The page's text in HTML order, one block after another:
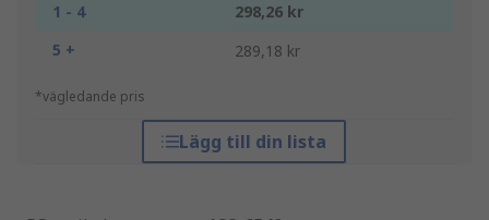
1 - 4
298,26 kr
5 +
289,18 kr
*vägledande pris
Lägg till din lista